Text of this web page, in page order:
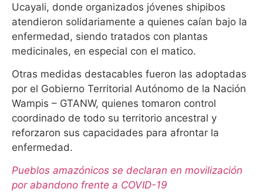
Ucayali, donde organizados jóvenes shipibos
atendieron solidariamente a quienes caían bajo la
enfermedad, siendo tratados con plantas
medicinales, en especial con el matico.
Otras medidas destacables fueron las adoptadas
por el Gobierno Territorial Autónomo de la Nación
Wampis – GTANW, quienes tomaron control
coordinado de todo su territorio ancestral y
reforzaron sus capacidades para afrontar la
enfermedad.
Pueblos amazónicos se declaran en movilización
por abandono frente a COVID-19